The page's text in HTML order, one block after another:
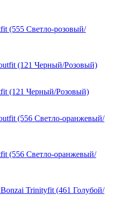
(555 Светло-розовый/
(121 Черный/Розовый)
(556 Светло-оранжевый/